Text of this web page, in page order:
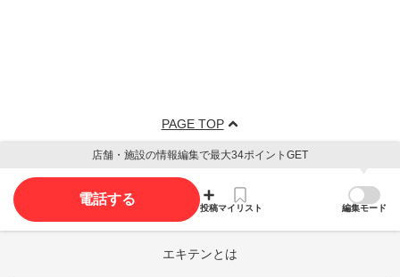
PAGE TOP
店舗・施設の情報編集で最大34ポイントGET
電話する
投稿マイリスト 編集モード
エキテンとは